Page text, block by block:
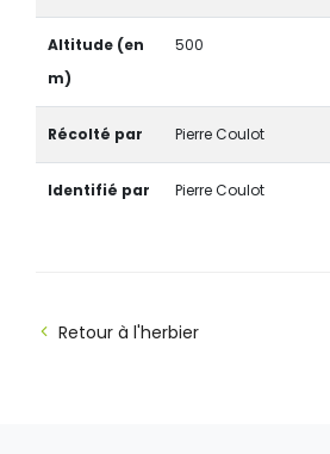
Altitude (en
m)
500
Récolté par Pierre Coulot
Identifié par Pierre Coulot
Retour à l'herbier